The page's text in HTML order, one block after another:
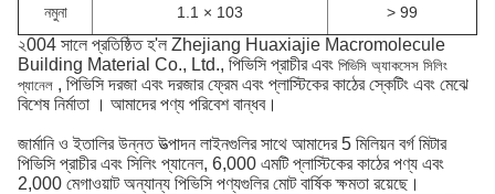
নমুনা 1.1 × 103 > 99
২004 সালে প্রতিষ্ঠিত হ'ল Zhejiang Huaxiajie Macromolecule
Building Material Co., Ltd., পিভিসি প্রাচীর এবং পিভিসি অ্যাকসেস সিলিং
প্যানেল , পিভিসি দরজা এবং দরজার ফ্রেম এবং প্লাস্টিকের কাঠের স্কেটিং এবং মেঝে
বিশেষ নির্মাতা । আমাদের পণ্য পরিবেশ বান্ধব।
জার্মানি ও ইতালির উন্নত উত্পাদন লাইনগুলির সাথে আমাদের 5 মিলিয়ন বর্গ মিটার
পিভিসি প্রাচীর এবং সিলিং প্যানেল, 6,000 এমটি প্লাস্টিকের কাঠের পণ্য এবং
2,000 মেগাওয়াট অন্যান্য পিভিসি পণ্যগুলির মোট বার্ষিক ক্ষমতা রয়েছে।